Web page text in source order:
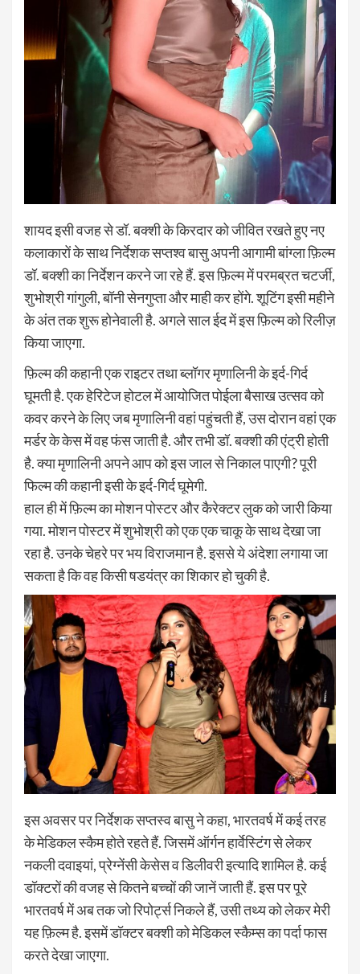
शायद इसी वजह से डॉ. बक्शी के किरदार को जीवित रखते हुए नए
कलाकारों के साथ निर्देशक सप्तश्व बासु अपनी आगामी बांग्ला फ़िल्म
डॉ. बक्शी का निर्देशन करने जा रहे हैं. इस फ़िल्म में परमब्रत चटर्जी,
शुभोश्री गांगुली, बॉनी सेनगुप्ता और माही कर होंगे. शूटिंग इसी महीने
के अंत तक शुरू होनेवाली है. अगले साल ईद में इस फ़िल्म को रिलीज़
किया जाएगा.
फ़िल्म की कहानी एक राइटर तथा ब्लॉगर मृणालिनी के इर्द-गिर्द
घूमती है. एक हेरिटेज होटल में आयोजित पोईला बैसाख उत्सव को
कवर करने के लिए जब मृणालिनी वहां पहुंचती हैं, उस दोरान वहां एक
मर्डर के केस में वह फंस जाती है. और तभी डॉ. बक्शी की एंट्री होती
है. क्या मृणालिनी अपने आप को इस जाल से निकाल पाएगी? पूरी
फिल्म की कहानी इसी के इर्द-गिर्द घूमेगी.
हाल ही में फ़िल्म का मोशन पोस्टर और कैरेक्टर लुक को जारी किया
गया. मोशन पोस्टर में शुभोश्री को एक एक चाकू के साथ देखा जा
रहा है. उनके चेहरे पर भय विराजमान है. इससे ये अंदेशा लगाया जा
सकता है कि वह किसी षडयंत्र का शिकार हो चुकी है.
इस अवसर पर निर्देशक सप्तस्व बासु ने कहा, भारतवर्ष में कई तरह
के मेडिकल स्कैम होते रहते हैं. जिसमें ऑर्गन हार्वेस्टिंग से लेकर
नकली दवाइयां, प्रेग्नेंसी केसेस व डिलीवरी इत्यादि शामिल है. कई
डॉक्टरों की वजह से कितने बच्चों की जानें जाती हैं. इस पर पूरे
भारतवर्ष में अब तक जो रिपोर्ट्स निकले हैं, उसी तथ्य को लेकर मेरी
यह फ़िल्म है. इसमें डॉक्टर बक्शी को मेडिकल स्कैम्स का पर्दा फास
करते देखा जाएगा.